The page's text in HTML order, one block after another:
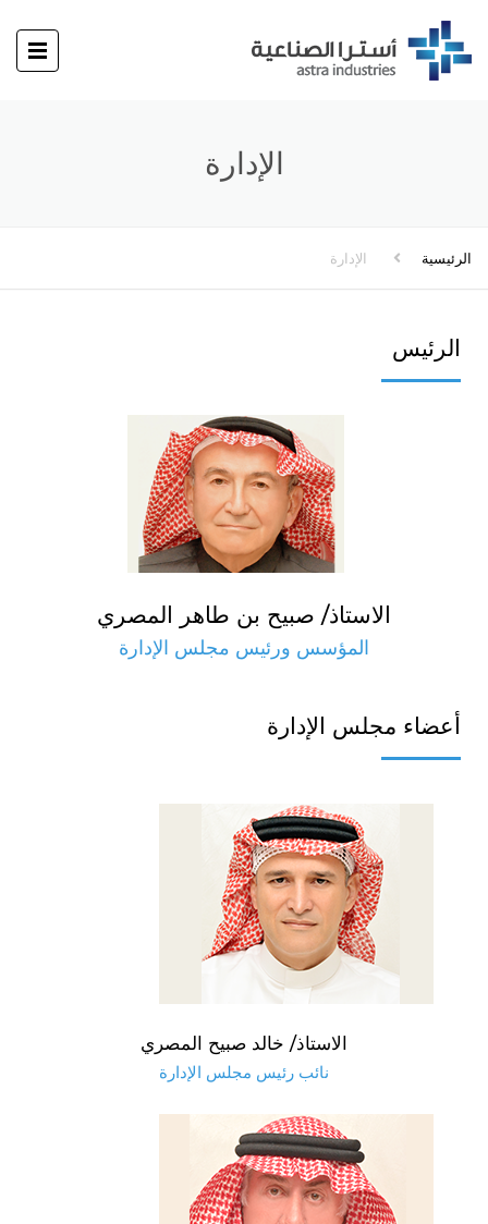
الإدارة
الرئيسية الإدارة
الرئيس
الاستاذ/ صبيح بن طاهر المصري
المؤسس ورئيس مجلس الإدارة
أعضاء مجلس الإدارة
الاستاذ/ خالد صبيح المصري
نائب رئيس مجلس الإدارة